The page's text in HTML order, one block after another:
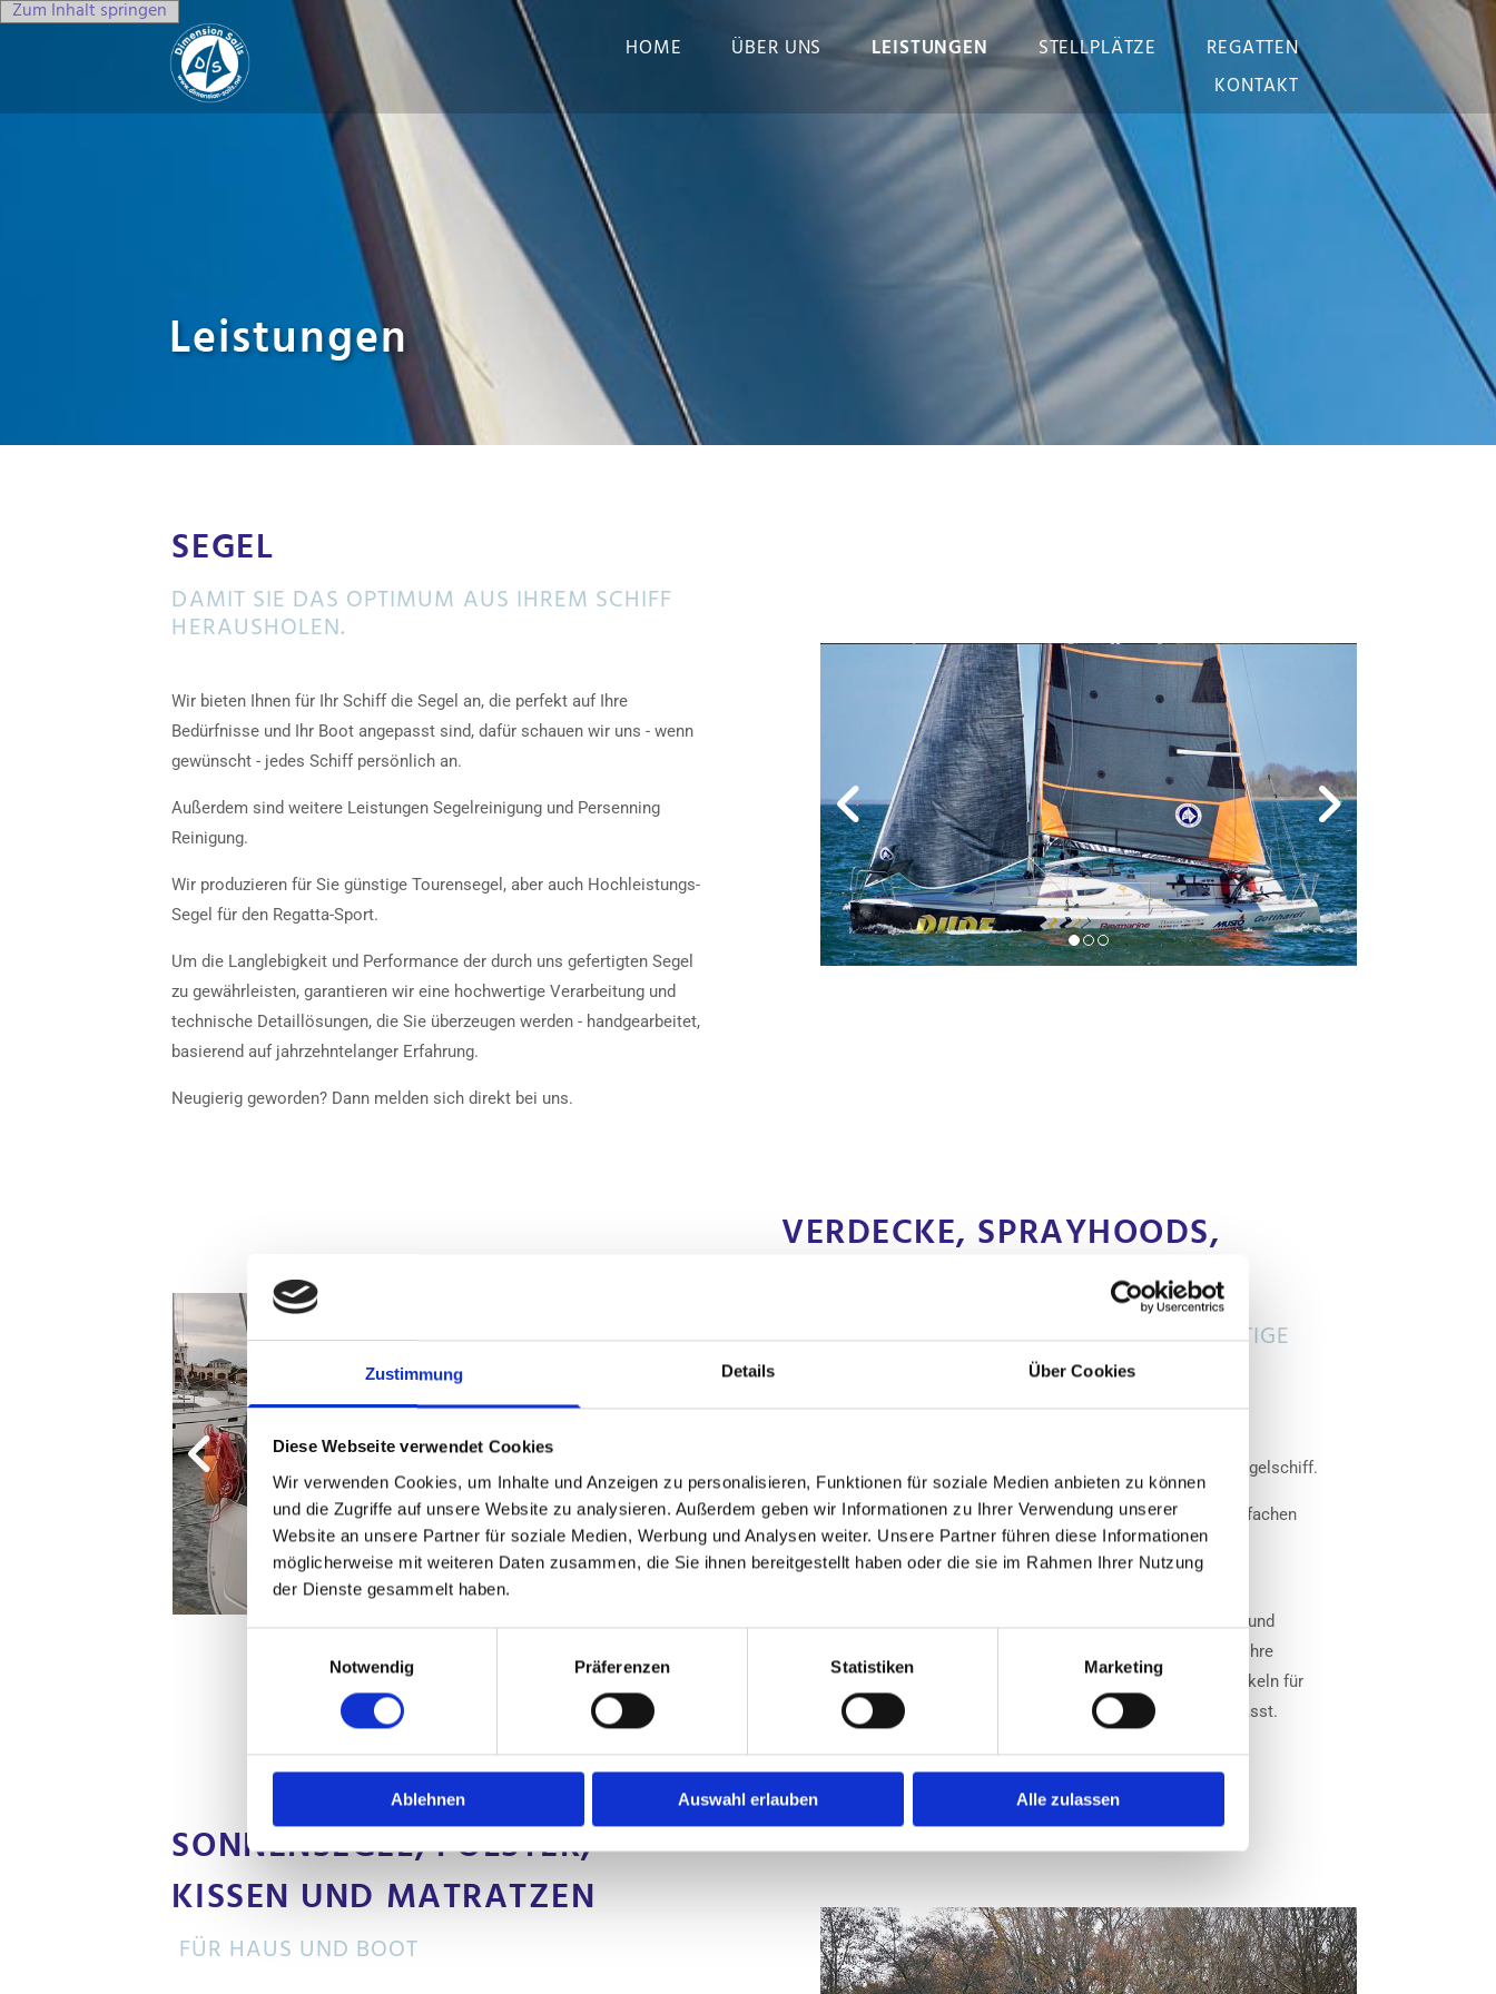
Zustimmung Details Über Cookies
Diese Webseite verwendet Cookies
Wir verwenden Cookies, um Inhalte und Anzeigen zu personalisieren, Funktionen für soziale Medien anbieten zu können
und die Zugriffe auf unsere Website zu analysieren. Außerdem geben wir Informationen zu Ihrer Verwendung unserer
Website an unsere Partner für soziale Medien, Werbung und Analysen weiter. Unsere Partner führen diese Informationen
möglicherweise mit weiteren Daten zusammen, die Sie ihnen bereitgestellt haben oder die sie im Rahmen Ihrer Nutzung
der Dienste gesammelt haben.
Notwendig
Präferenzen Statistiken Marketing
Ablehnen Auswahl erlauben Alle zulassen
Zum Inhalt springen
HOME ÜBER UNS LEISTUNGEN STELLPLÄTZE
REGATTEN
KONTAKT
Leistungen
SEGEL
DAMIT SIE DAS OPTIMUM AUS IHREM SCHIFF
HERAUSHOLEN.
Wir bieten Ihnen für Ihr Schiff die Segel an, die perfekt auf Ihre
Bedürfnisse und Ihr Boot angepasst sind, dafür schauen wir uns - wenn
gewünscht - jedes Schiff persönlich an.
Außerdem sind weitere Leistungen Segelreinigung und Persenning
Reinigung.
Wir produzieren für Sie günstige Tourensegel, aber auch Hochleistungs-
Segel für den Regatta-Sport.
Um die Langlebigkeit und Performance der durch uns gefertigten Segel
zu gewährleisten, garantieren wir eine hochwertige Verarbeitung und
technische Detaillösungen, die Sie überzeugen werden - handgearbeitet,
basierend auf jahrzehntelanger Erfahrung.
Neugierig geworden? Dann melden sich direkt bei uns.
VERDECKE, SPRAYHOODS,
PASSGENAUE PRODUKTE UND HOCHWERTIGE
Persennings für Baum und Vorsegel hin zu Vollplanen für Ihr Segelschiff.
Auch für Ihr Motorboot bieten wir Ihnen alle Planen an. Von einfachen
Abdeckungen bis hin zum kompletten Canopy.
hochwertigsten Materialien, um eine perfekte Passgenauigkeit und
Langlebigkeit zu gewährleisten. Wir gehen dabei auch gern auf Ihre
persönlichen Bedürfnisse und Ihren Geschmack ein. Wir entwickeln für
Sie ein Verdeck-Design, das genau zu Ihnen und Ihrem Schiff passt.
SONNENSEGEL, POLSTER,
KISSEN UND MATRATZEN
FÜR HAUS UND BOOT